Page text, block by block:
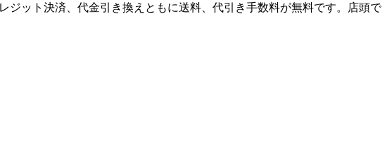
ット決済、代金引き換えともに送料、代引き手数料が無料です。店頭で